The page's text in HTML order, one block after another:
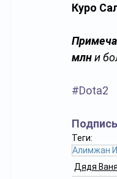
Куро
млн и
#Dota2
Теги:
Алимжан
Дядя Ваня